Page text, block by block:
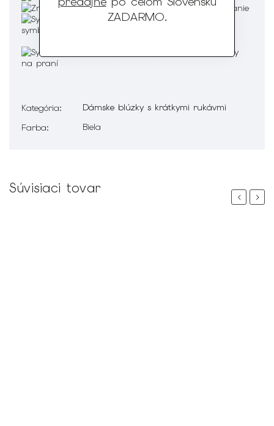
ZADARMO.
Kategória:
Dámske blúzky s krátkymi rukávmi
Farba: Biela
Súvisiaci tovar
PreviousNext